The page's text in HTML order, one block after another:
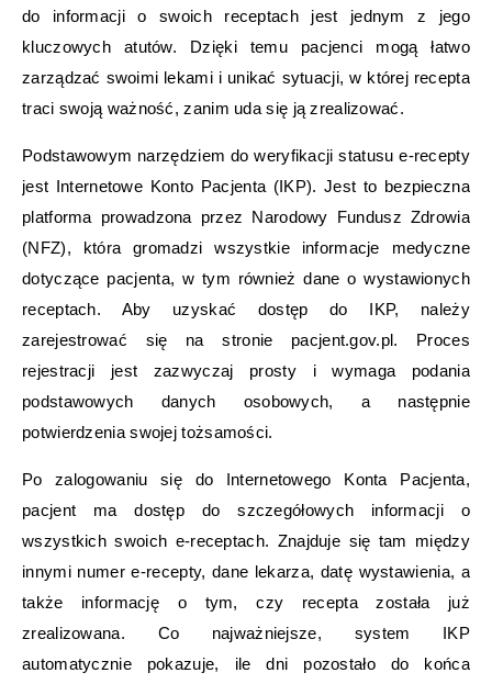
do informacji o swoich receptach jest jednym z jego
kluczowych atutów. Dzięki temu pacjenci mogą łatwo
zarządzać swoimi lekami i unikać sytuacji, w której recepta
traci swoją ważność, zanim uda się ją zrealizować.
Podstawowym narzędziem do weryfikacji statusu e-recepty
jest Internetowe Konto Pacjenta (IKP). Jest to bezpieczna
platforma prowadzona przez Narodowy Fundusz Zdrowia
(NFZ), która gromadzi wszystkie informacje medyczne
dotyczące pacjenta, w tym również dane o wystawionych
receptach. Aby uzyskać dostęp do IKP, należy
zarejestrować się na stronie pacjent.gov.pl. Proces
rejestracji jest zazwyczaj prosty i wymaga podania
podstawowych danych osobowych, a następnie
potwierdzenia swojej tożsamości.
Po zalogowaniu się do Internetowego Konta Pacjenta,
pacjent ma dostęp do szczegółowych informacji o
wszystkich swoich e-receptach. Znajduje się tam między
innymi numer e-recepty, dane lekarza, datę wystawienia, a
także informację o tym, czy recepta została już
zrealizowana. Co najważniejsze, system IKP
automatycznie pokazuje, ile dni pozostało do końca